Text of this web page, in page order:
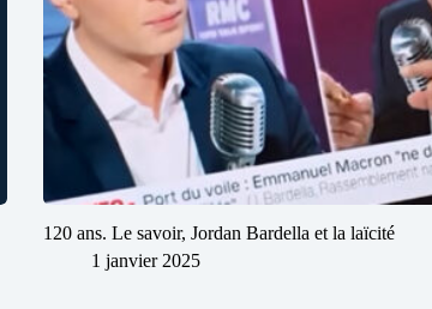
120 ans. Le savoir, Jordan Bardella et la laïcité
1 janvier 2025